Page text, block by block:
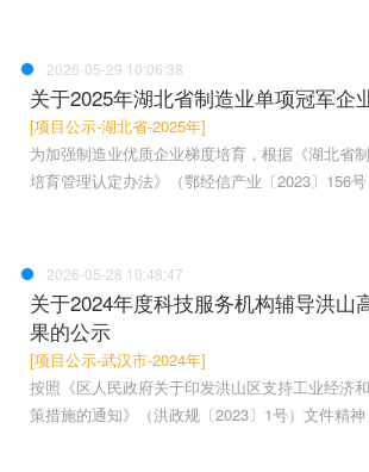
2026-05-29 10:06:38
关于2025年湖北省制造业单项冠军企
[项目公示-湖北省-2025年]
为加强制造业优质企业梯度培育，根据《湖北省
培育管理认定办法》（鄂经信产业〔2023〕156
2026-05-28 10:48:47
关于2024年度科技服务机构辅导洪山
果的公示
[项目公示-武汉市-2024年]
按照《区人民政府关于印发洪山区支持工业经济
策措施的通知》（洪政规〔2023〕1号）文件精